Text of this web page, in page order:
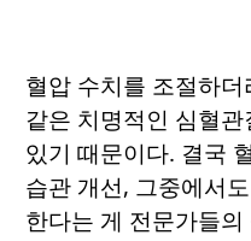
혈압 수치를 조절하
같은 치명적인 심혈
있기 때문이다. 결국
습관 개선, 그중에서
한다는 게 전문가들